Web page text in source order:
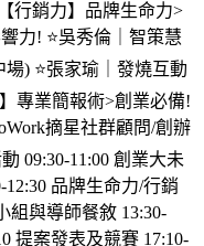
行銷力】品牌生命力>
力! ⭐吳秀倫｜智策慧
) ⭐張家瑜｜發燒互動
專業簡報術>創業必備!
摘星社群顧問/創辦
09:30-11:00 創業大未
品牌生命力/行銷
組與導師餐敘 13:30-
提案發表及競賽 17:10-